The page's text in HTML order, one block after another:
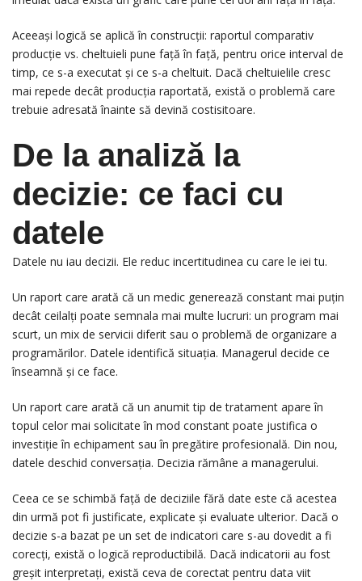
Aceeași logică se aplică în construcții: raportul comparativ
producție vs. cheltuieli pune față în față, pentru orice interval de
timp, ce s-a executat și ce s-a cheltuit. Dacă cheltuielile cresc
mai repede decât producția raportată, există o problemă care
trebuie adresată înainte să devină costisitoare.
De la analiză la
decizie: ce faci cu
datele
Datele nu iau decizii. Ele reduc incertitudinea cu care le iei tu.
Un raport care arată că un medic generează constant mai puțin
decât ceilalți poate semnala mai multe lucruri: un program mai
scurt, un mix de servicii diferit sau o problemă de organizare a
programărilor. Datele identifică situația. Managerul decide ce
înseamnă și ce face.
Un raport care arată că un anumit tip de tratament apare în
topul celor mai solicitate în mod constant poate justifica o
investiție în echipament sau în pregătire profesională. Din nou,
datele deschid conversația. Decizia rămâne a managerului.
Ceea ce se schimbă față de deciziile fără date este că acestea
din urmă pot fi justificate, explicate și evaluate ulterior. Dacă o
decizie s-a bazat pe un set de indicatori care s-au dovedit a fi
corecți, există o logică reproductibilă. Dacă indicatorii au fost
greșit interpretați, există ceva de corectat pentru data viit